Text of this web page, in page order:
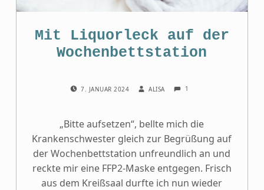
Mit Liquorleck auf der
Wochenbettstation
7. JANUAR 2024 ALISA 1
„Bitte aufsetzen“, bellte mich die
Krankenschwester gleich zur Begrüßung auf
der Wochenbettstation unfreundlich an und
reckte mir eine FFP2-Maske entgegen. Frisch
aus dem Kreißsaal durfte ich nun wieder